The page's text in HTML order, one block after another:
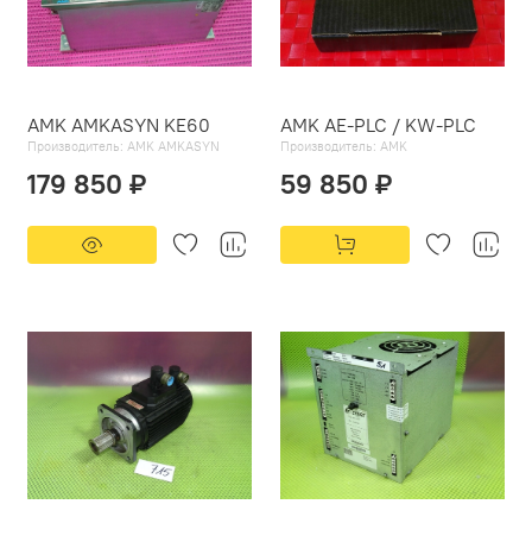
AMK AMKASYN KE60
Производитель: AMK AMKASYN
179 850 ₽
AMK AE-PLC / KW-PLC
Производитель: AMK
59 850 ₽